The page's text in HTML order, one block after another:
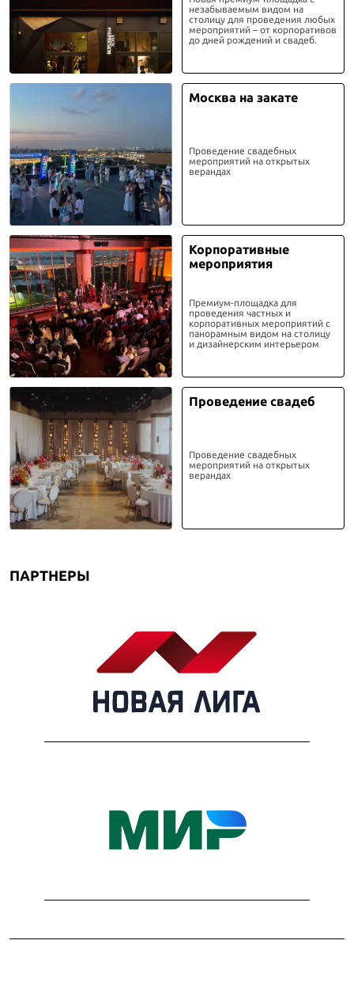
незабываемым видом на
столицу для проведения любых
мероприятий – от корпоративов
до дней рождений и свадеб.
Москва на закате
Проведение свадебных
мероприятий на открытых
верандах
Корпоративные
мероприятия
Премиум-площадка для
проведения частных и
корпоративных мероприятий с
панорамным видом на столицу
и дизайнерским интерьером
Проведение свадеб
Проведение свадебных
мероприятий на открытых
верандах
ПАРТНЕРЫ